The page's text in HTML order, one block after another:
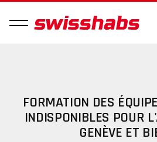
FORMATION DES
INDISPONIBLES POUR
GENÈVE ET